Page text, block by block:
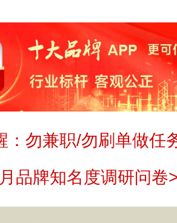
：勿兼职/勿刷单做任
品牌知名度调研问卷